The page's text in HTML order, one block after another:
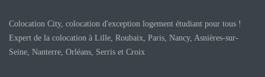
Colocation City, colocation d'exception logement étudiant pour tous !
Expert de la colocation à Lille, Roubaix, Paris, Nancy, Asnières-sur-
Seine, Nanterre, Orléans, Serris et Croix